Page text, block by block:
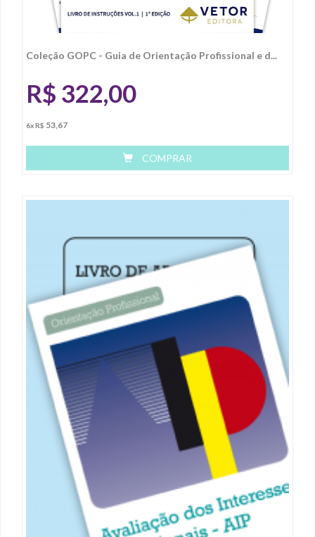
Coleção GOPC - Guia de Orientação Profissional e d...
R$ 322,00
6x R$ 53,67
COMPRAR